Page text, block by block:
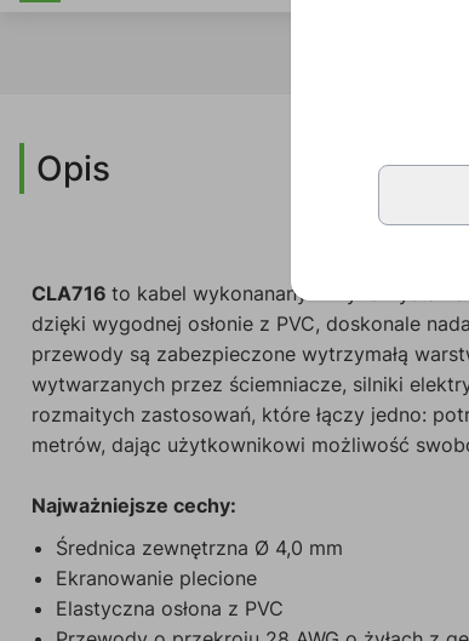
Opis
CLA716 to kabel wykonanany z
dzięki wygodnej osłonie z PVC, doskonale
przewody są zabezpieczone wytrzymałą
wytwarzanych przez ściemniacze, silniki
rozmaitych zastosowań, które łączy jedno:
metrów, dając użytkownikowi możliwość
Najważniejsze cechy:
Średnica zewnętrzna Ø 4,0 mm
Ekranowanie plecione
Elastyczna osłona z PVC